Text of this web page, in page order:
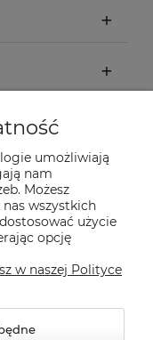
umożliwiają
nam
Możesz
wszystkich
użycie
opcję
w naszej Polityce